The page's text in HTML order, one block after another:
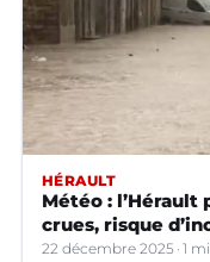
HÉRAULT
Météo :
crues, risque
22 décembre 2025 1